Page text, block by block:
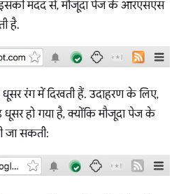
इसकी मदद से, मौजूदा पेज के आरएसएस
है.
धूसर रंग में दिखती हैं. उदाहरण के लिए,
हो गया है, क्योंकि मौजूदा पेज के
जा सकती: